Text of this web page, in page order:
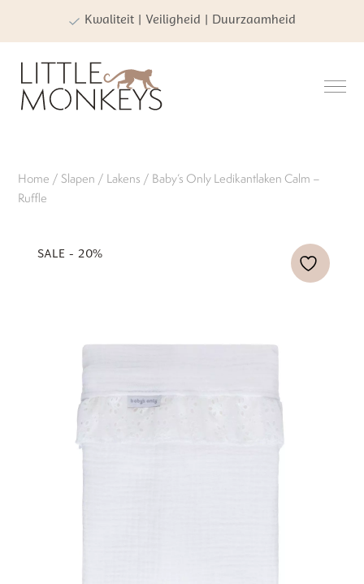
Kwaliteit | Veiligheid | Duurzaamheid
Home /Slapen / Lakens / Baby’s Only Ledikantlaken Calm –
Ruffle
SALE - 20%